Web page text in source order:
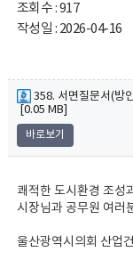
조회수 : 917
작성일 : 2026-04-16
358. 서면질문서(방
[0.05 MB]
바로보기
쾌적한 도시환경 조성
시장님과 공무원 여러
울산광역시의회 산업